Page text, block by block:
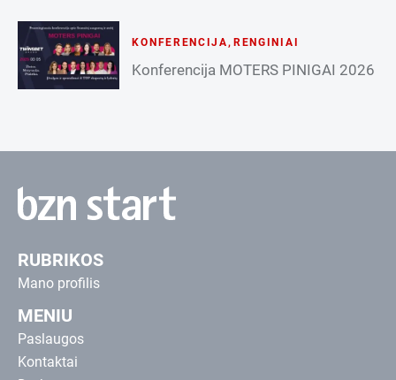
KONFERENCIJA , RENGINIAI
Konferencija MOTERS PINIGAI 2026
RUBRIKOS
Mano profilis
MENIU
Paslaugos
Kontaktai